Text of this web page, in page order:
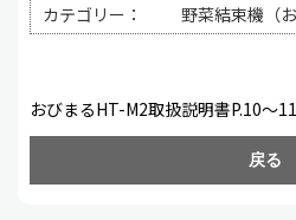
カテゴリー：
野菜結束機（お
おびまるHT-M2取扱説明書P.10～11
戻る